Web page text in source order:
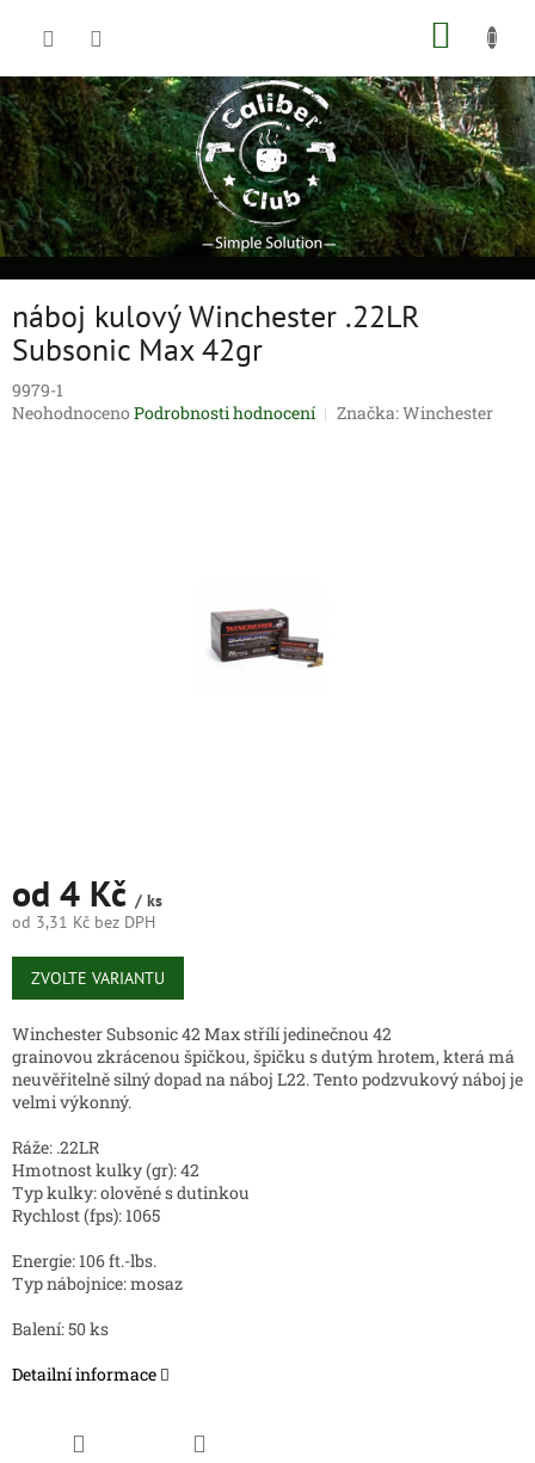
náboj kulový Winchester .22LR
Subsonic Max 42gr
9979-1
Průměrné
Neohodnoceno Podrobnosti hodnocení Značka:Winchester
od 4 Kč / ks
od 3,31 Kč bez DPH
Měrná
cena:
ZVOLTE VARIANTU
Winchester Subsonic 42 Max střílí jedinečnou 42
grainovou zkrácenou špičkou, špičku s dutým hrotem, která má
neuvěřitelně silný dopad na náboj L22.Tento podzvukový náboj je
velmi výkonný.
Ráže: .22LR
Hmotnost kulky (gr): 42
Typ kulky: olověné s dutinkou
Rychlost (fps): 1065
Energie: 106 ft.-lbs.
Typ nábojnice: mosaz
Balení: 50 ks
Detailní informace